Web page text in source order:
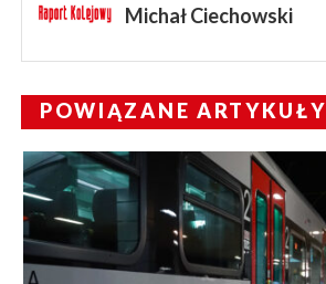
Michał Ciechowski
POWIĄZANE ARTYKUŁY